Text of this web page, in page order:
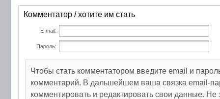
Комментатор / хотите им стать
E-mail:
Пароль:
Чтобы стать комментатором введите email и
комментарий. В дальшейшем ваша связка email-
комментировать и редактировать свои данные. Не